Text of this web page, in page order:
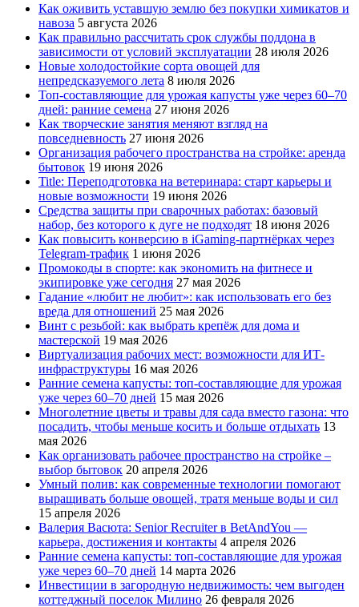
Как оживить уставшую землю без покупки химикатов и
навоза 5 августа 2026
Как правильно рассчитать срок службы поддона в
зависимости от условий эксплуатации 28 июля 2026
Новые холодостойкие сорта овощей для
непредсказуемого лета 8 июля 2026
Топ-составляющие для урожая капусты уже через 60–70
дней: ранние семена 27 июня 2026
Как творческие занятия меняют взгляд на
повседневность 27 июня 2026
Организация рабочего пространства на стройке: аренда
бытовок 19 июня 2026
Title: Переподготовка на ветеринара: старт карьеры и
новые возможности 19 июня 2026
Средства защиты при сварочных работах: базовый
набор, без которого к дуге не подходят 18 июня 2026
Как повысить конверсию в iGaming-партнёрках через
Telegram-трафик 1 июня 2026
Промокоды в спорте: как экономить на фитнесе и
экипировке уже сегодня 27 мая 2026
Гадание «любит не любит»: как использовать его без
вреда для отношений 25 мая 2026
Винт с резьбой: как выбрать крепёж для дома и
мастерской 19 мая 2026
Виртуализация рабочих мест: возможности для ИТ-
инфраструктуры 16 мая 2026
Ранние семена капусты: топ‑составляющие для урожая
уже через 60–70 дней 15 мая 2026
Многолетние цветы и травы для сада вместо газона: что
посадить, чтобы меньше косить и больше отдыхать 13
мая 2026
Как организовать рабочее пространство на стройке –
выбор бытовок 20 апреля 2026
Умный полив: как современные технологии помогают
выращивать больше овощей, тратя меньше воды и сил
15 апреля 2026
Валерия Васюта: Senior Recruiter в BetAndYou —
карьера, достижения и контакты 4 апреля 2026
Ранние семена капусты: топ‑составляющие для урожая
уже через 60–70 дней 14 марта 2026
Инвестиции в загородную недвижимость: чем выгоден
коттеджный поселок Милино 26 февраля 2026